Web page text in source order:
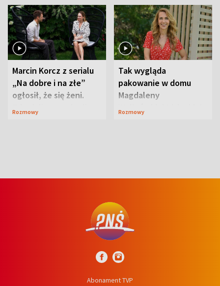
Marcin Korcz z serialu
„Na dobre i na złe”
ogłosił, że się żeni.
Zdradził, co zmienił
Rozmowy
Tak wygląda
pakowanie w domu
Magdaleny
Waligórskiej-Lisieckiej.
Rozmowy
Abonament TVP